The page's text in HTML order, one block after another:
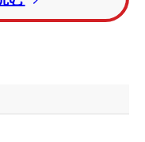
ダウンスイングで
ずに、ボールへの